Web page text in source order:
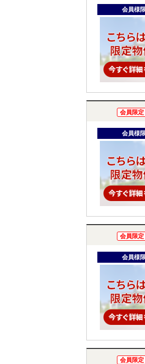
会員様
会員限定
会員様
会員限定
会員様
会員限定